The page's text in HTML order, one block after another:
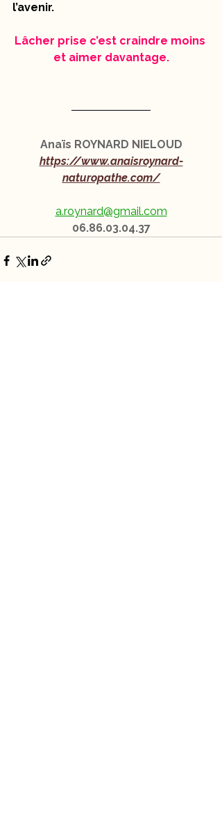
l’avenir.
Lâcher prise c’est craindre moins
et aimer davantage.
Anaïs ROYNARD NIELOUD
https://www.anaisroynard-
naturopathe.com/
a.roynard@gmail.com
06.86.03.04.37